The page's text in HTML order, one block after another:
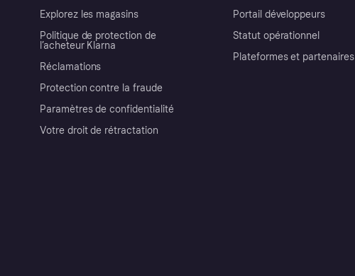
Explorez les magasins
Politique de protection de
l’acheteur Klarna
Réclamations
Protection contre la fraude
Paramètres de confidentialité
Votre droit de rétractation
Portail développeurs
Statut opérationnel
Plateformes et partenaires